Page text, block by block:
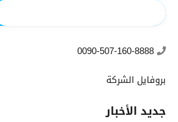
0090-507-160-8888
بروفايل الشركة
جديد الأخبار